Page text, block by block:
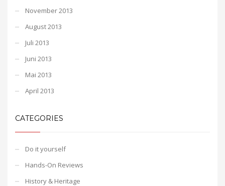
November 2013
August 2013
Juli 2013
Juni 2013
Mai 2013
April 2013
CATEGORIES
Do it yourself
Hands-On Reviews
History & Heritage